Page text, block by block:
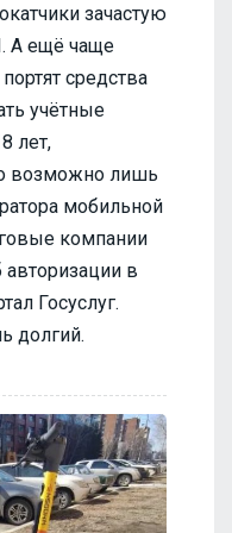
зачастую
А ещё чаще
средства
учётные
лет,
возможно лишь
мобильной
компании
в
Госуслуг.
долгий.